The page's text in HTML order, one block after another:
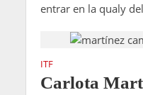
entrar en la qualy
ITF
Carlota